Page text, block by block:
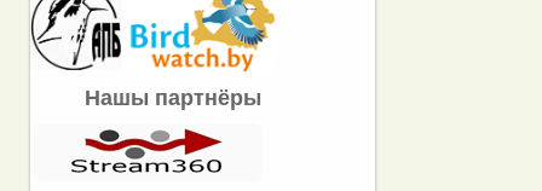
Нашы партнёры